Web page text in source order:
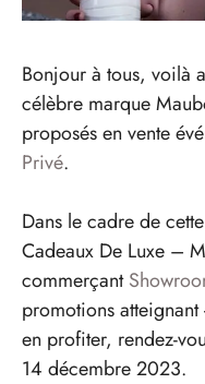
Bonjour à tous, voilà
célèbre marque
proposés en vente
Privé.
Dans le cadre de
Cadeaux De Luxe –
commerçant
promotions
en profiter, rendez-
14 décembre 2023.